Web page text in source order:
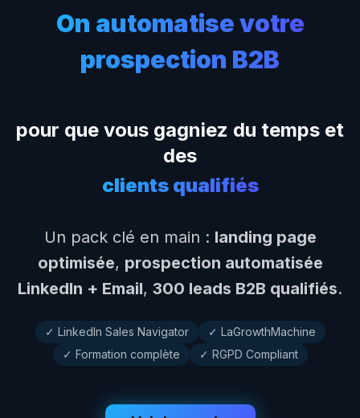
On automatise votre
prospection B2B
pour que vous gagniez du temps et
des
clients qualifiés
Un pack clé en main : landing page
optimisée, prospection automatisée
LinkedIn + Email, 300 leads B2B qualifiés.
✓ LinkedIn Sales Navigator
✓ LaGrowthMachine
✓ Formation complète
✓ RGPD Compliant